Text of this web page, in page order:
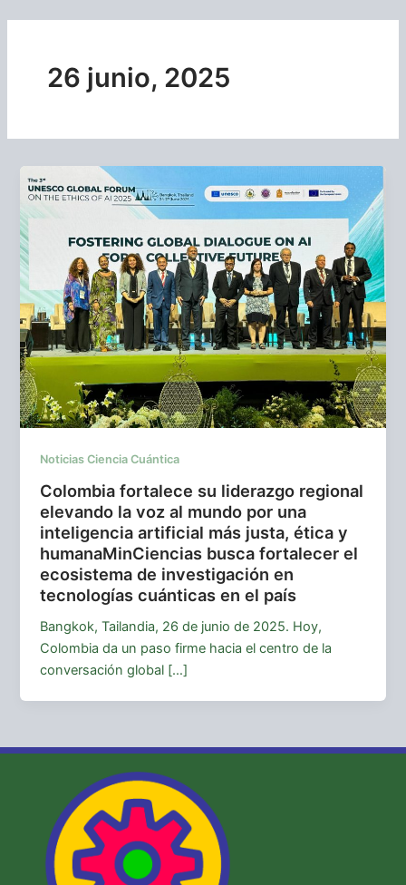
26 junio, 2025
Noticias Ciencia Cuántica
Colombia fortalece su liderazgo regional
elevando la voz al mundo por una
inteligencia artificial más justa, ética y
humanaMinCiencias busca fortalecer el
ecosistema de investigación en
tecnologías cuánticas en el país
Bangkok, Tailandia, 26 de junio de 2025. Hoy,
Colombia da un paso firme hacia el centro de la
conversación global […]